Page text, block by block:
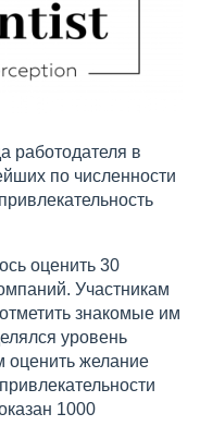
работодателя в
по численности
оценить 30
Участникам
знакомые им
уровень
оценить желание
1000